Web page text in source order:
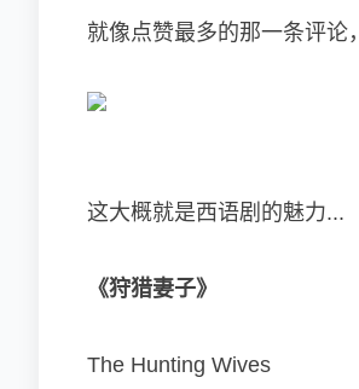
就像点赞最多的那一条评论，
这大概就是西语剧的魅力...
《狩猎妻子》
The Hunting Wives